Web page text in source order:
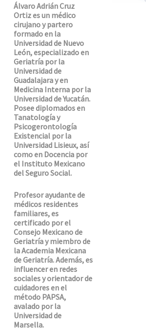
Álvaro Adrián Cruz
Ortiz es un médico
cirujano y partero
formado en la
Universidad de Nuevo
León, especializado en
Geriatría por la
Universidad de
Guadalajara y en
Medicina Interna por la
Universidad de Yucatán.
Posee diplomados en
Tanatología y
Psicogerontología
Existencial por la
Universidad Lisieux, así
como en Docencia por
el Instituto Mexicano
del Seguro Social.
Profesor ayudante de
médicos residentes
familiares, es
certificado por el
Consejo Mexicano de
Geriatría y miembro de
la Academia Mexicana
de Geriatría. Además, es
influencer en redes
sociales y orientador de
cuidadores en el
método PAPSA,
avalado por la
Universidad de
Marsella.